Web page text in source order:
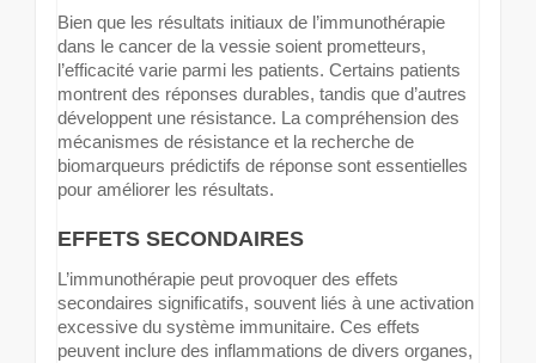
Bien que les résultats initiaux de l’immunothérapie
dans le cancer de la vessie soient prometteurs,
l’efficacité varie parmi les patients. Certains patients
montrent des réponses durables, tandis que d’autres
développent une résistance. La compréhension des
mécanismes de résistance et la recherche de
biomarqueurs prédictifs de réponse sont essentielles
pour améliorer les résultats.
EFFETS SECONDAIRES
L’immunothérapie peut provoquer des effets
secondaires significatifs, souvent liés à une activation
excessive du système immunitaire. Ces effets
peuvent inclure des inflammations de divers organes,